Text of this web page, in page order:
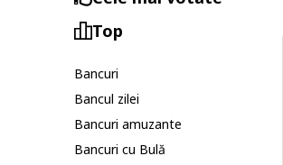
Top
Bancuri
Bancul zilei
Bancuri amuzante
Bancuri cu Bulă